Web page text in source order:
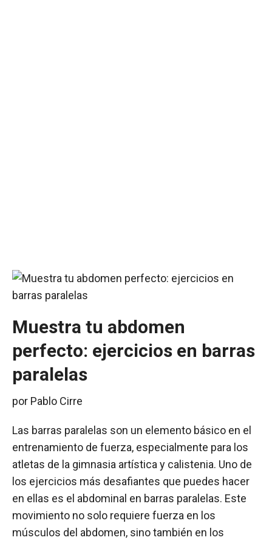
Muestra tu abdomen
perfecto: ejercicios en barras
paralelas
por Pablo Cirre
Las barras paralelas son un elemento básico en el
entrenamiento de fuerza, especialmente para los
atletas de la gimnasia artística y calistenia. Uno de
los ejercicios más desafiantes que puedes hacer
en ellas es el abdominal en barras paralelas. Este
movimiento no solo requiere fuerza en los
músculos del abdomen, sino también en los